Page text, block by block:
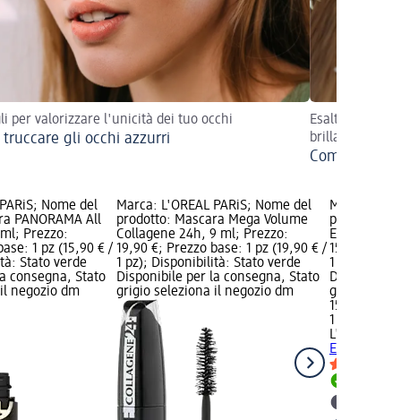
per valorizzare l'unicità dei tuo occhi
truccare gli occhi azzurri
Esalta la
brillare
Come
Nome del
PANORAMA All
Prezzo:
1 pz (15,90 € /
Stato verde
consegna, Stato
negozio dm
Marca: L'ORÉAL PARiS; Nome del
prodotto: Mascara Mega Volume
Collagene 24h, 9 ml; Prezzo:
19,90 €; Prezzo base: 1 pz (19,90 € /
1 pz); Disponibilità: Stato verde
Disponibile per la consegna, Stato
grigio seleziona il negozio dm
Marca:
prodotto:
15,90 €;
1 pz);
Disponibile
grigio
15,90 €
1 pz (15,90
L'ORÉAL